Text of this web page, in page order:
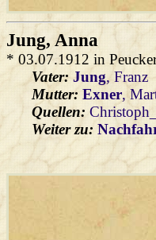
Jung, Anna
* 03.07.1912 in
Vater: Jung, Franz
Mutter: Exner,
Quellen:
Weiter zu: